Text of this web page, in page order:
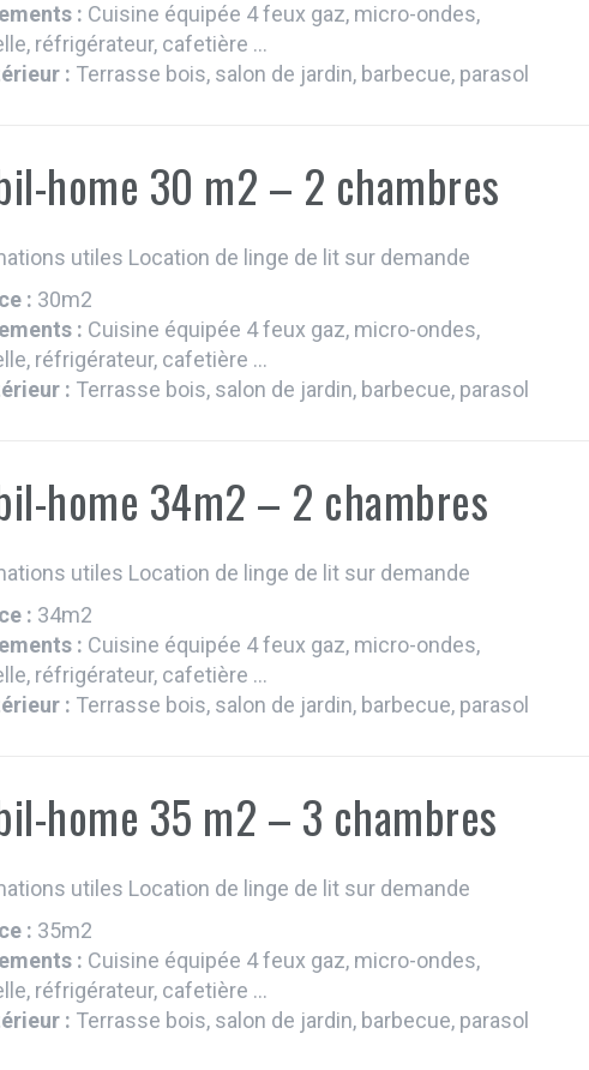
: Cuisine équipée 4 feux gaz, micro-ondes,
réfrigérateur, cafetière ...
: Terrasse bois, salon de jardin, barbecue, parasol
home 30 m2 – 2 chambres
utiles Location de linge de lit sur demande
: 30m2
: Cuisine équipée 4 feux gaz, micro-ondes,
réfrigérateur, cafetière ...
: Terrasse bois, salon de jardin, barbecue, parasol
home 34m2 – 2 chambres
utiles Location de linge de lit sur demande
: 34m2
: Cuisine équipée 4 feux gaz, micro-ondes,
réfrigérateur, cafetière ...
: Terrasse bois, salon de jardin, barbecue, parasol
home 35 m2 – 3 chambres
utiles Location de linge de lit sur demande
: 35m2
: Cuisine équipée 4 feux gaz, micro-ondes,
réfrigérateur, cafetière ...
: Terrasse bois, salon de jardin, barbecue, parasol